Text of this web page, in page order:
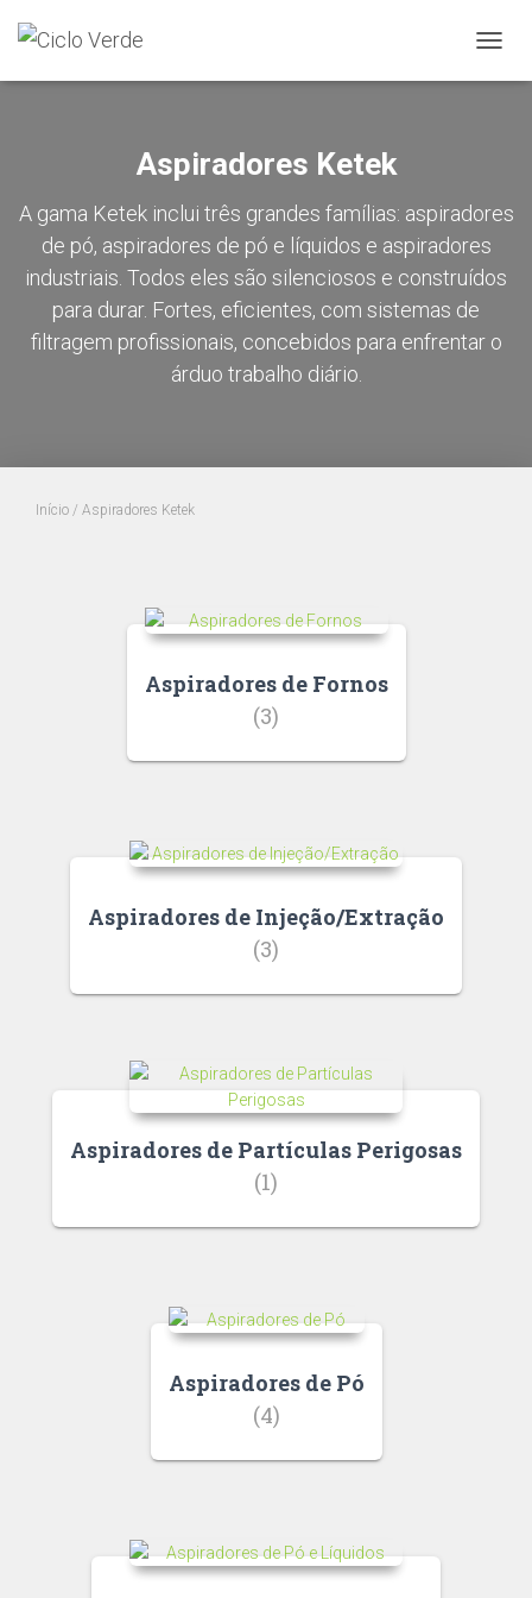
A
Aspiradores Ketek
A gama Ketek inclui três grandes famílias: aspiradores
de pó, aspiradores de pó e líquidos e aspiradores
industriais. Todos eles são silenciosos e construídos
para durar. Fortes, eficientes, com sistemas de
filtragem profissionais, concebidos para enfrentar o
árduo trabalho diário.
Início / Aspiradores Ketek
Aspiradores de Fornos
(3)
Aspiradores de Injeção/Extração
(3)
Aspiradores de Partículas Perigosas
(1)
Aspiradores de Pó
(4)